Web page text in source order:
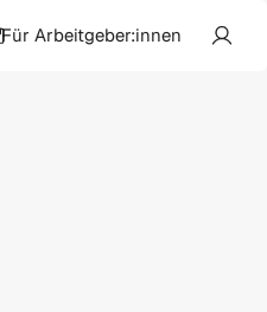
Für Arbeitgeber:innen